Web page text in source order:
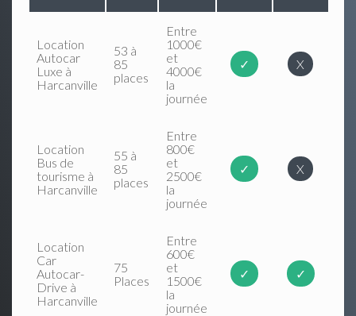
Location
Autocar
Luxe à
Harcanville
53 à
85
places
Entre
1000€
et
4000€
la
journée
✓ X
Location
Bus de
tourisme à
Harcanville
55 à
85
places
Entre
800€
et
2500€
la
journée
✓ X
Location
Car
Autocar-
Drive à
Harcanville
75
Places
Entre
600€
et
1500€
la
journée
✓ ✓